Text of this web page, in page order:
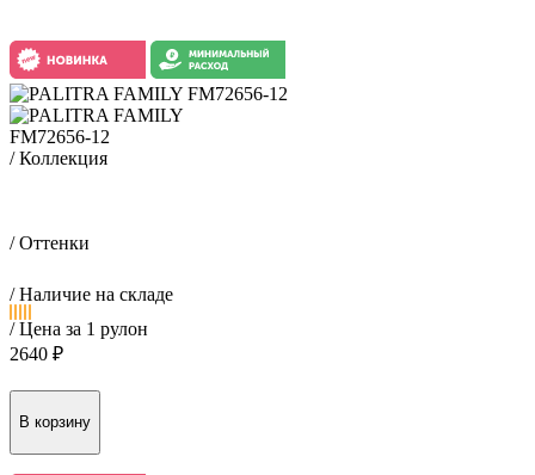
FM72656-12
/ Коллекция
/ Оттенки
/ Наличие на складе
/ Цена за 1 рулон
2640 ₽